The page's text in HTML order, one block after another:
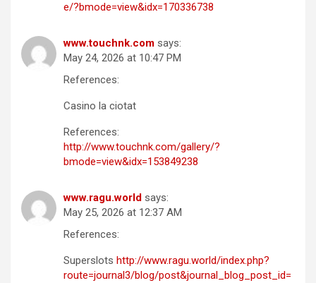
e/?bmode=view&idx=170336738
www.touchnk.com says:
May 24, 2026 at 10:47 PM
References:
Casino la ciotat
References:
http://www.touchnk.com/gallery/?
bmode=view&idx=153849238
www.ragu.world says:
May 25, 2026 at 12:37 AM
References:
Superslots http://www.ragu.world/index.php?
route=journal3/blog/post&journal_blog_post_id=